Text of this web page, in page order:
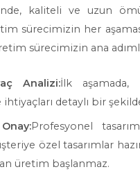
kaliteli ve uzun
sürecimizin her
sürecimizin ana
Analizi:İlk aşamada,
detaylı bir
Profesyonel
özel tasarımlar
üretim başlanmaz.